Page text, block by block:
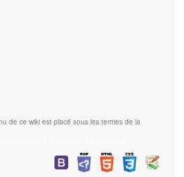
de ce wiki est placé sous les termes de la